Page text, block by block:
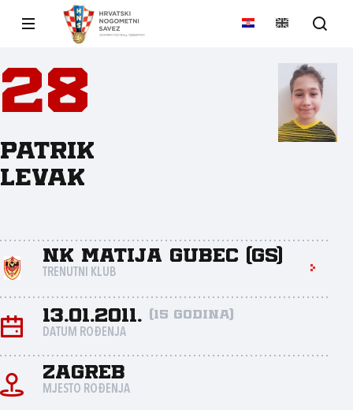
28
Patrik
Levak
NK Matija Gubec (GS)
TRENUTNI KLUB
13.01.2011. (15 godina)
DATUM ROĐENJA
Zagreb
MJESTO ROĐENJA